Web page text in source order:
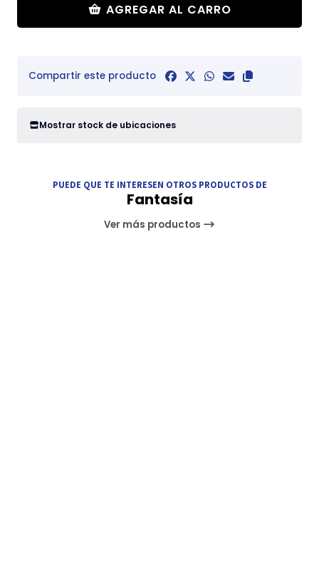
AGREGAR AL CARRO
Compartir este producto
Mostrar stock de ubicaciones
PUEDE QUE TE INTERESEN OTROS PRODUCTOS DE
Fantasía
Ver más productos